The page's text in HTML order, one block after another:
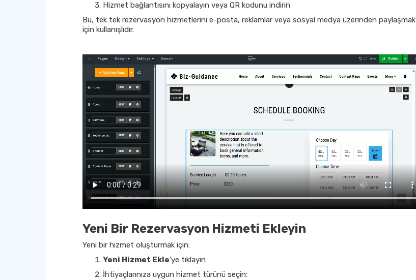
Hizmet bağlantısını kopyalayın veya QR kodunu indirin
Bu, tek tek rezervasyon hizmetlerini e-posta, reklamlar veya sosyal medya üzerinden paylaşmak
için kullanışlıdır.
Yeni Bir Rezervasyon Hizmeti Ekleyin
Yeni bir hizmet oluşturmak için:
Yeni Hizmet Ekle’ye tıklayın
İhtiyaçlarınıza uygun hizmet türünü seçin: